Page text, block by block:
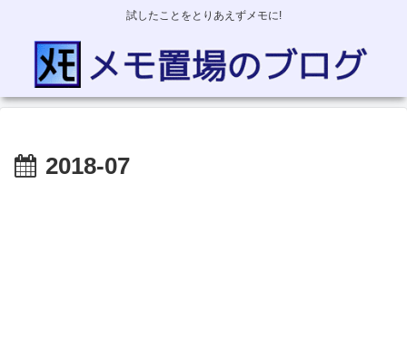
試したことをとりあえずメモに!
2018-07